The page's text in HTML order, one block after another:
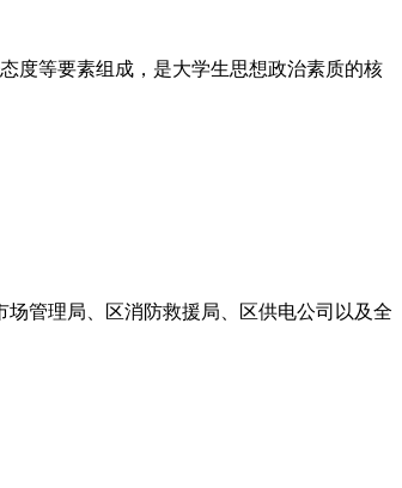
度等要素组成，是大学生思想政治素质的核
管理局、区消防救援局、区供电公司以及全